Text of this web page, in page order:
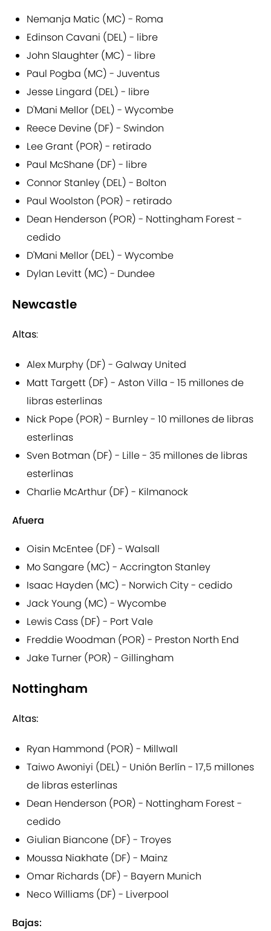
Nemanja Matic (MC) - Roma
Edinson Cavani (DEL) - libre
John Slaughter (MC) - libre
Paul Pogba (MC) - Juventus
Jesse Lingard (DEL) - libre
D'Mani Mellor (DEL) - Wycombe
Reece Devine (DF) - Swindon
Lee Grant (POR) - retirado
Paul McShane (DF) - libre
Connor Stanley (DEL) - Bolton
Paul Woolston (POR) - retirado
Dean Henderson (POR) - Nottingham Forest -
cedido
D'Mani Mellor (DEL) - Wycombe
Dylan Levitt (MC) - Dundee
Newcastle
Altas:
Alex Murphy (DF) - Galway United
Matt Targett (DF) - Aston Villa - 15 millones de
libras esterlinas
Nick Pope (POR) - Burnley - 10 millones de libras
esterlinas
Sven Botman (DF) - Lille - 35 millones de libras
esterlinas
Charlie McArthur (DF) - Kilmanock
Afuera
Oisin McEntee (DF) - Walsall
Mo Sangare (MC) - Accrington Stanley
Isaac Hayden (MC) - Norwich City - cedido
Jack Young (MC) - Wycombe
Lewis Cass (DF) - Port Vale
Freddie Woodman (POR) - Preston North End
Jake Turner (POR) - Gillingham
Nottingham
Altas:
Ryan Hammond (POR) - Millwall
Taiwo Awoniyi (DEL) - Unión Berlín - 17,5 millones
de libras esterlinas
Dean Henderson (POR) - Nottingham Forest -
cedido
Giulian Biancone (DF) - Troyes
Moussa Niakhate (DF) - Mainz
Omar Richards (DF) - Bayern Munich
Neco Williams (DF) - Liverpool
Bajas: